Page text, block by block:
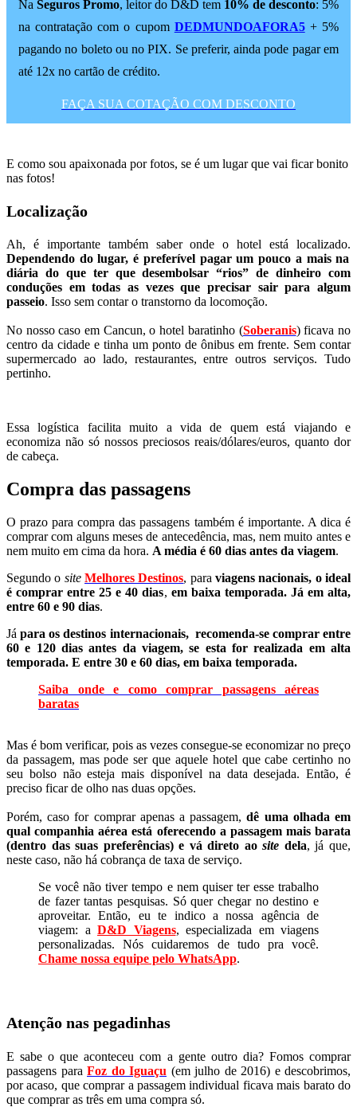
Na Seguros Promo, leitor do D&D tem 10% de desconto: 5%
na contratação com o cupom DEDMUNDOAFORA5+ 5%
pagando no boleto ou no PIX. Se preferir, ainda pode pagar em
até 12x no cartão de crédito.
FAÇA SUA COTAÇÃO COM DESCONTO
E como sou apaixonada por fotos, se é um lugar que vai ficar bonito
nas fotos!
Localização
Ah, é importante também saber onde o hotel está localizado.
Dependendo do lugar, é preferível pagar um pouco a mais na
diária do que ter que desembolsar “rios” de dinheiro com
conduções em todas as vezes que precisar sair para algum
passeio. Isso sem contar o transtorno da locomoção.
No nosso caso em Cancun, o hotel baratinho (Soberanis) ficava no
centro da cidade e tinha um ponto de ônibus em frente. Sem contar
supermercado ao lado, restaurantes, entre outros serviços. Tudo
pertinho.
Essa logística facilita muito a vida de quem está viajando e
economiza não só nossos preciosos reais/dólares/euros, quanto dor
de cabeça.
Compra das passagens
O prazo para compra das passagens também é importante. A dica é
comprar com alguns meses de antecedência, mas, nem muito antes e
nem muito em cima da hora. A média é 60 dias antes da viagem.
Segundo o siteMelhores Destinos, paraviagens nacionais, o ideal
é comprar entre 25 e 40 dias, em baixa temporada. Já em alta,
entre 60 e 90 dias.
Jápara os destinos internacionais, recomenda-se comprar entre
60 e 120 dias antes da viagem, se esta for realizada em alta
temporada. E entre 30 e 60 dias, em baixa temporada.
Saiba onde e como comprar passagens aéreas
baratas
Mas é bom verificar, pois as vezes consegue-se economizar no preço
da passagem, mas pode ser que aquele hotel que cabe certinho no
seu bolso não esteja mais disponível na data desejada. Então, é
preciso ficar de olho nas duas opções.
Porém, caso for comprar apenas a passagem,dê uma olhada em
qual companhia aérea está oferecendo a passagem mais barata
(dentro das suas preferências) e vá direto aosite dela, já que,
neste caso, não há cobrança de taxa de serviço.
Se você não tiver tempo e nem quiser ter esse trabalho
de fazer tantas pesquisas. Só quer chegar no destino e
aproveitar. Então, eu te indico a nossa agência de
viagem: a D&D Viagens, especializada em viagens
personalizadas. Nós cuidaremos de tudo pra você.
Chame nossa equipe pelo WhatsApp.
Atenção nas pegadinhas
E sabe o que aconteceu com a gente outro dia? Fomos comprar
passagens para Foz do Iguaçu (em julho de 2016) e descobrimos,
por acaso, que comprar a passagem individual ficava mais barato do
que comprar as três em uma compra só.